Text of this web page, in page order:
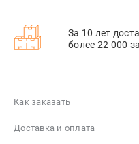
За 10 лет
более 22 000
Как заказать
Доставка и оплата